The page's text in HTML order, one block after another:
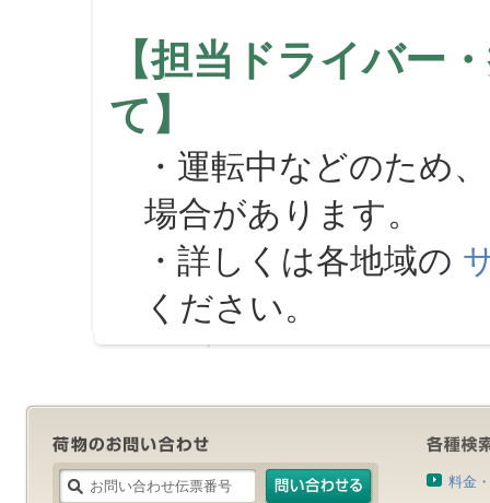
【担当ドライバー
て】
・運転中などのため
場合があります。
・詳しくは各地域の
ください。
料金